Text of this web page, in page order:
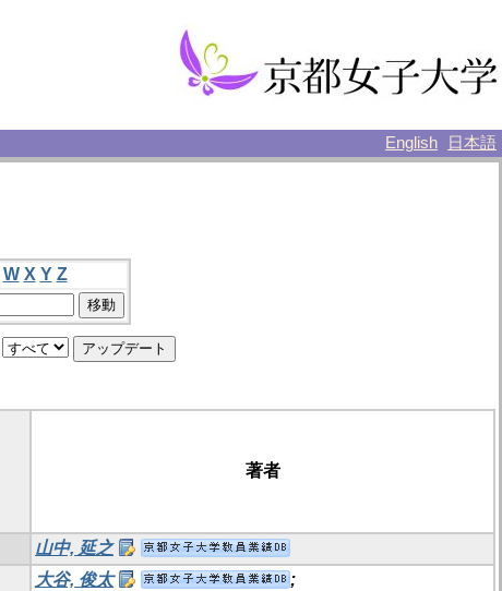
English 日本語
W X Y Z
著者
山中, 延之
大谷, 俊太
;